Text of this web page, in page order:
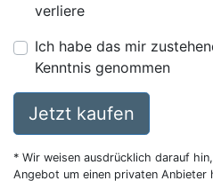
verliere
Ich habe das mir
Kenntnis genommen
Jetzt kaufen
* Wir weisen ausdrücklich darauf
Angebot um einen privaten